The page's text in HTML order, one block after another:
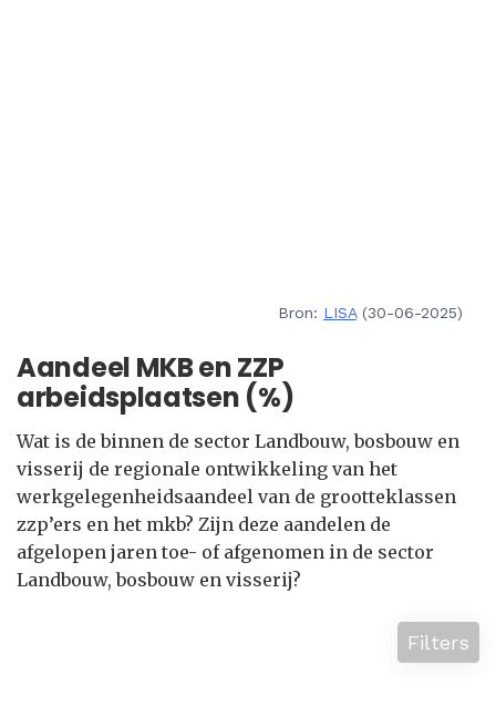
Bron: LISA(30-06-2025)
Aandeel MKB en ZZP
arbeidsplaatsen (%)
Wat is de binnen de sector Landbouw, bosbouw en
visserij de regionale ontwikkeling van het
werkgelegenheidsaandeel van de grootteklassen
zzp’ers en het mkb? Zijn deze aandelen de
afgelopen jaren toe- of afgenomen in de sector
Landbouw, bosbouw en visserij?
Filters